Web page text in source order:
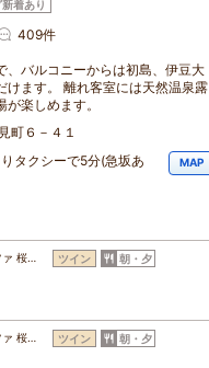
着あり
409件
、バルコニーからは初島、伊豆大
けます。 離れ客室には天然温泉露
楽しめます。
町６－４１
タクシーで5分(急坂あ
MAP
桜… ツイン 朝・夕
桜… ツイン 朝・夕